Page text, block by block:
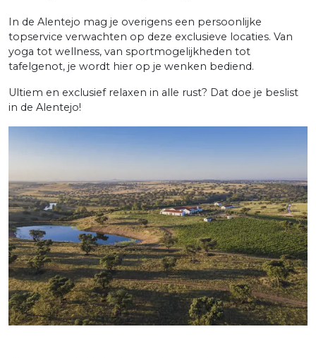
In de Alentejo mag je overigens een persoonlijke
topservice verwachten op deze exclusieve locaties. Van
yoga tot wellness, van sportmogelijkheden tot
tafelgenot, je wordt hier op je wenken bediend.
Ultiem en exclusief relaxen in alle rust? Dat doe je beslist
in de Alentejo!